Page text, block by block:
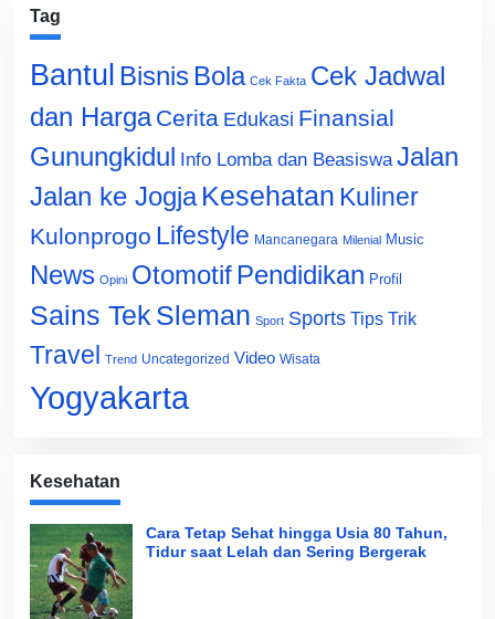
Tag
Bantul Bisnis Bola Cek Fakta Cek Jadwal
dan Harga Cerita Edukasi Finansial
Gunungkidul Info Lomba dan Beasiswa Jalan
Jalan ke Jogja Kesehatan Kuliner
Kulonprogo Lifestyle Mancanegara Milenial Music
News Opini Otomotif Pendidikan Profil
Sains Tek Sleman Sport Sports Tips Trik
Travel Trend Uncategorized Video Wisata
Yogyakarta
Kesehatan
Cara Tetap Sehat hingga Usia 80 Tahun,
Tidur saat Lelah dan Sering Bergerak